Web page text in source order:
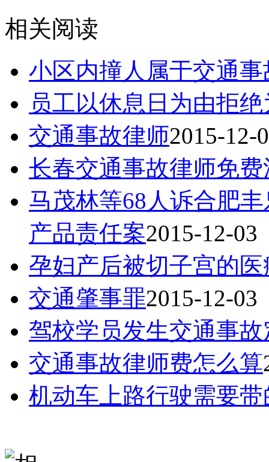
相关阅读
小区内撞人属于交通
员工以休息日为由拒
交通事故律师2015-12-
长春交通事故律师免
马茂林等68人诉合肥
产品责任案2015-12-03
孕妇产后被切子宫的
交通肇事罪2015-12-03
驾校学员发生交通事
交通事故律师费怎么算
机动车上路行驶需要